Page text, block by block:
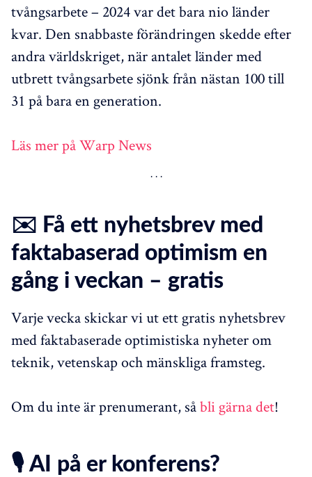
tvångsarbete – 2024 var det bara nio länder
kvar. Den snabbaste förändringen skedde efter
andra världskriget, när antalet länder med
utbrett tvångsarbete sjönk från nästan 100 till
31 på bara en generation.
Läs mer på Warp News
✉️ Få ett nyhetsbrev med
faktabaserad optimism en
gång i veckan – gratis
Varje vecka skickar vi ut ett gratis nyhetsbrev
med faktabaserade optimistiska nyheter om
teknik, vetenskap och mänskliga framsteg.
Om du inte är prenumerant, såbli gärna det!
🎙️ AI på er konferens?